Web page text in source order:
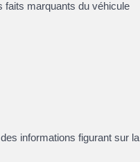
faits marquants du véhicule
informations figurant sur la